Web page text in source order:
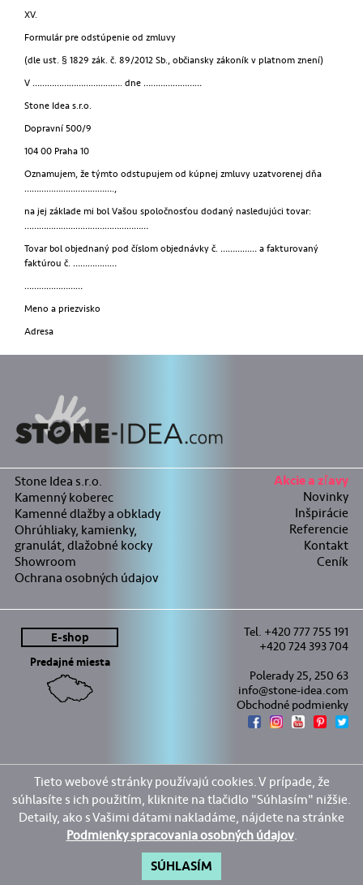
XV.
Formulár pre odstúpenie od zmluvy
(dle ust. § 1829 zák. č. 89/2012 Sb., občiansky zákoník v platnom znení)
V ………………………………. dne ……………………
Stone Idea s.r.o.
Dopravní 500/9
104 00 Praha 10
Oznamujem, že týmto odstupujem od kúpnej zmluvy uzatvorenej dňa
……………………………….,
na jej základe mi bol Vašou spoločnosťou dodaný nasledujúci tovar:
……………………………………………
Tovar bol objednaný pod číslom objednávky č. …………… a fakturovaný
faktúrou č. ………………
……………………
Meno a priezvisko
Adresa
Stone Idea s.r.o.
Kamenný koberec
Kamenné dlažby a obklady
Ohrúhliaky, kamienky,
granulát, dlažobné kocky
Showroom
Ochrana osobných údajov
Akcie a zľavy
Novinky
Inšpirácie
Referencie
Kontakt
Ceník
E-shop
Predajné miesta
Tel. +420 777 755 191
+420 724 393 704
Polerady 25, 250 63
info@stone-idea.com
Obchodné podmienky
Tieto webové stránky používajú cookies. V prípade, že
súhlasíte s ich použitím, kliknite na tlačidlo "Súhlasím" nižšie.
Detaily, ako s Vašimi dátami nakladáme, nájdete na stránke
Podmienky spracovania osobných údajov.